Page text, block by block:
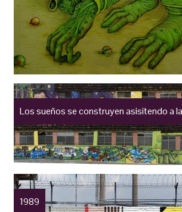
Los sueños se construyen asisitendo a
1989